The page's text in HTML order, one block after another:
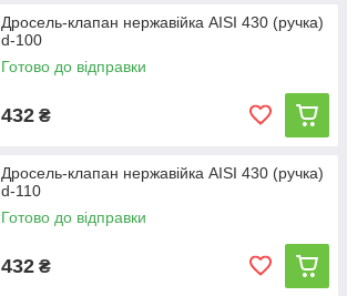
Дросель-клапан нержавійка AISI 430 (ручка)
d-100
Готово до відправки
432 ₴
Дросель-клапан нержавійка AISI 430 (ручка)
d-110
Готово до відправки
432 ₴